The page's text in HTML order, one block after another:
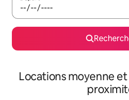
Locations moyenne